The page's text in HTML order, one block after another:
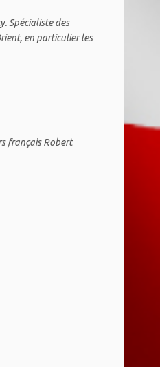
Spécialiste des
en particulier les
français Robert